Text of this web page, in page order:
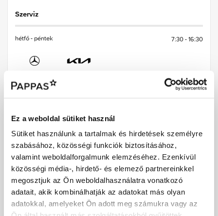
Ez a weboldal sütiket használ
Sütiket használunk a tartalmak és hirdetések személyre
szabásához, közösségi funkciók biztosításához,
valamint weboldalforgalmunk elemzéséhez. Ezenkívül
közösségi média-, hirdető- és elemező partnereinkkel
megosztjuk az Ön weboldalhasználatra vonatkozó
adatait, akik kombinálhatják az adatokat más olyan
adatokkal, amelyeket Ön adott meg számukra vagy az
Szerviz
hétfő - péntek 7:30 - 16:30
hétfő - péntek
Transzporterek
Tehergépkocsik